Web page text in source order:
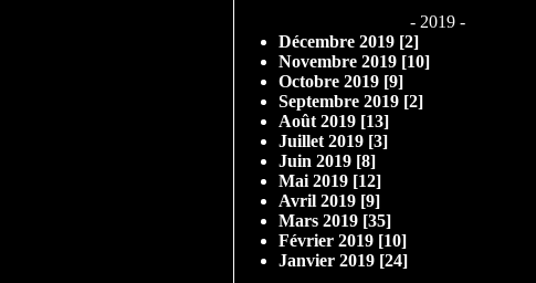
- 2019 -
Décembre 2019 [2]
Novembre 2019 [10]
Octobre 2019 [9]
Septembre 2019 [2]
Août 2019 [13]
Juillet 2019 [3]
Juin 2019 [8]
Mai 2019 [12]
Avril 2019 [9]
Mars 2019 [35]
Février 2019 [10]
Janvier 2019 [24]